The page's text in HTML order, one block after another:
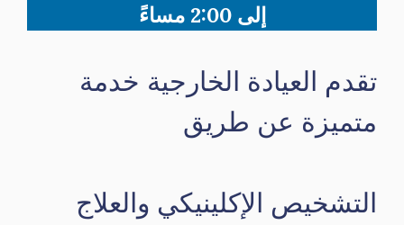
إلى 2:00 مساءً
تقدم العيادة الخارجية خدمة
متميزة عن طريق
التشخيص الإكلينيكي والعلاج